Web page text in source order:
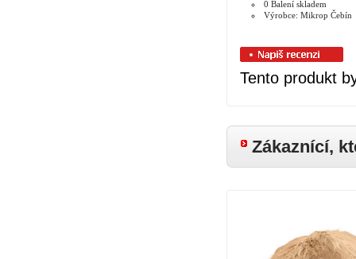
0 Balení skladem
Výrobce: Mikrop Čebín
Tento produkt
Zákaznící,